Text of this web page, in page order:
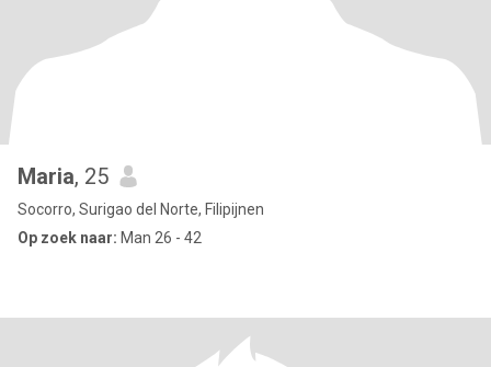
Maria, 25
Socorro, Surigao del Norte, Filipijnen
Op zoek naar: Man 26 - 42